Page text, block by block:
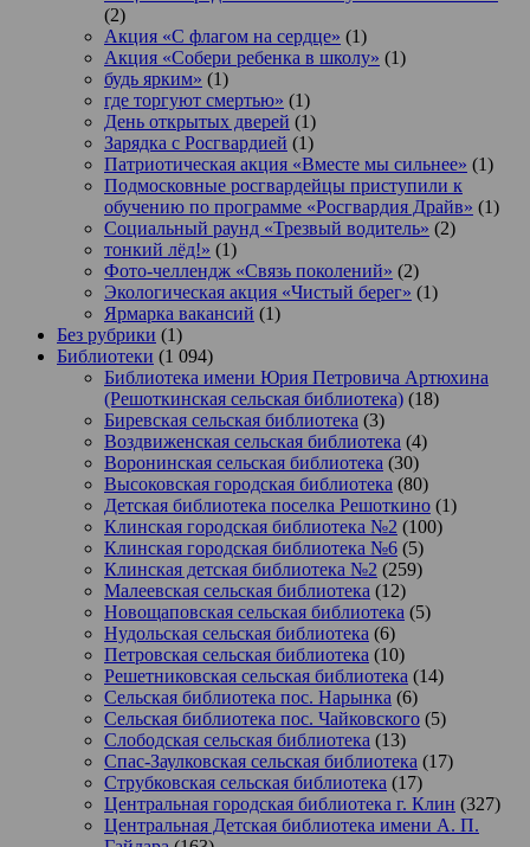
(2)
Акция «С флагом на сердце» (1)
Акция «Собери ребенка в школу» (1)
будь ярким» (1)
где торгуют смертью» (1)
День открытых дверей (1)
Зарядка с Росгвардией (1)
Патриотическая акция «Вместе мы сильнее» (1)
Подмосковные росгвардейцы приступили к
обучению по программе «Росгвардия Драйв» (1)
Социальный раунд «Трезвый водитель» (2)
тонкий лёд!» (1)
Фото-челлендж «Связь поколений» (2)
Экологическая акция «Чистый берег» (1)
Ярмарка вакансий (1)
Без рубрики (1)
Библиотеки (1 094)
Библиотека имени Юрия Петровича Артюхина
(Решоткинская сельская библиотека) (18)
Биревская сельская библиотека (3)
Воздвиженская сельская библиотека (4)
Воронинская сельская библиотека (30)
Высоковская городская библиотека (80)
Детская библиотека поселка Решоткино (1)
Клинская городская библиотека №2 (100)
Клинская городская библиотека №6 (5)
Клинская детская библиотека №2 (259)
Малеевская сельская библиотека (12)
Новощаповская сельская библиотека (5)
Нудольская сельская библиотека (6)
Петровская сельская библиотека (10)
Решетниковская сельская библиотека (14)
Сельская библиотека пос. Нарынка (6)
Сельская библиотека пос. Чайковского (5)
Слободская сельская библиотека (13)
Спас-Заулковская сельская библиотека (17)
Струбковская сельская библиотека (17)
Центральная городская библиотека г. Клин (327)
Центральная Детская библиотека имени А. П.